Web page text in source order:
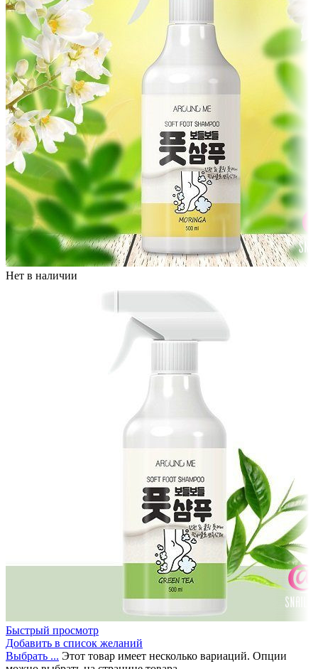
Нет в наличии
Быстрый просмотр
Добавить в список желаний
Выбрать ... Этот товар имеет несколько вариаций. Опции